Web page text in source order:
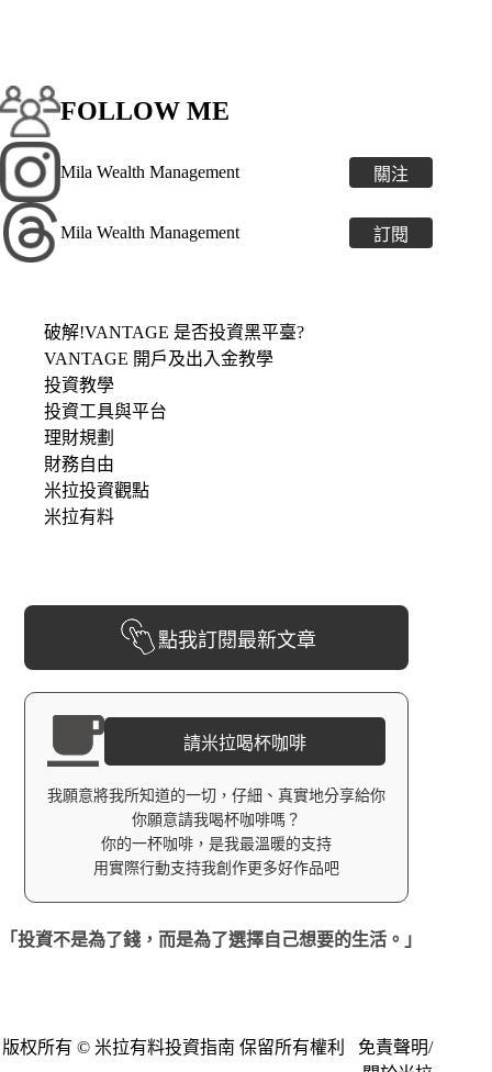
FOLLOW ME
Mila Wealth Management 關注
Mila Wealth Management 訂閱
破解!VANTAGE 是否投資黑平臺?
VANTAGE 開戶及出入金教學
投資教學
投資工具與平台
理財規劃
財務自由
米拉投資觀點
米拉有料
點我訂閱最新文章
請米拉喝杯咖啡
我願意將我所知道的一切，仔細、真實地分享給你
你願意請我喝杯咖啡嗎？
你的一杯咖啡，是我最溫暖的支持
用實際行動支持我創作更多好作品吧
「投資不是為了錢，而是為了選擇自己想要的生活。」
版权所有 © 米拉有料投資指南 保留所有權利 免責聲明/